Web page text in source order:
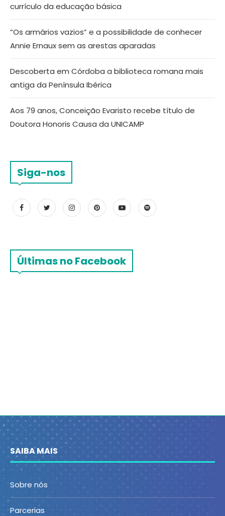
currículo da educação básica
“Os armários vazios” e a possibilidade de conhecer
Annie Ernaux sem as arestas aparadas
Descoberta em Córdoba a biblioteca romana mais
antiga da Península Ibérica
Aos 79 anos, Conceição Evaristo recebe título de
Doutora Honoris Causa da UNICAMP
Siga-nos
Últimas no Facebook
SAIBA MAIS
Sobre nós
Parcerias